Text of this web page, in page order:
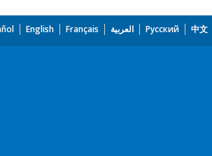
English Français العربية Русский 中文